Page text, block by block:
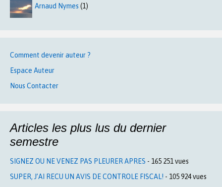
Arnaud Nymes (1)
Comment devenir auteur ?
Espace Auteur
Nous Contacter
Articles les plus lus du dernier
semestre
SIGNEZ OU NE VENEZ PAS PLEURER APRES - 165 251 vues
SUPER, J’AI RECU UN AVIS DE CONTROLE FISCAL! - 105 924 vues